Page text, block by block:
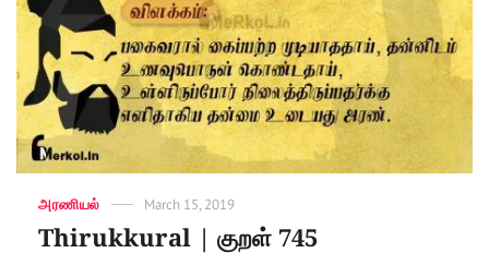
Categories
அரணியல்
Posted
March 15, 2019
Thirukkural | குறள் 745